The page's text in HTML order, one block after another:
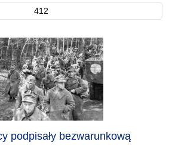
412
podpisały bezwarunkową